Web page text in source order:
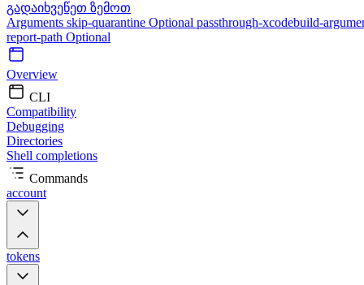
გადაიხვეწეთ ზემოთ
Arguments skip-quarantine Optional passthrough-xcodebuild-
report-path Optional
Overview
CLI
Compatibility
Debugging
Directories
Shell completions
Commands
account
tokens